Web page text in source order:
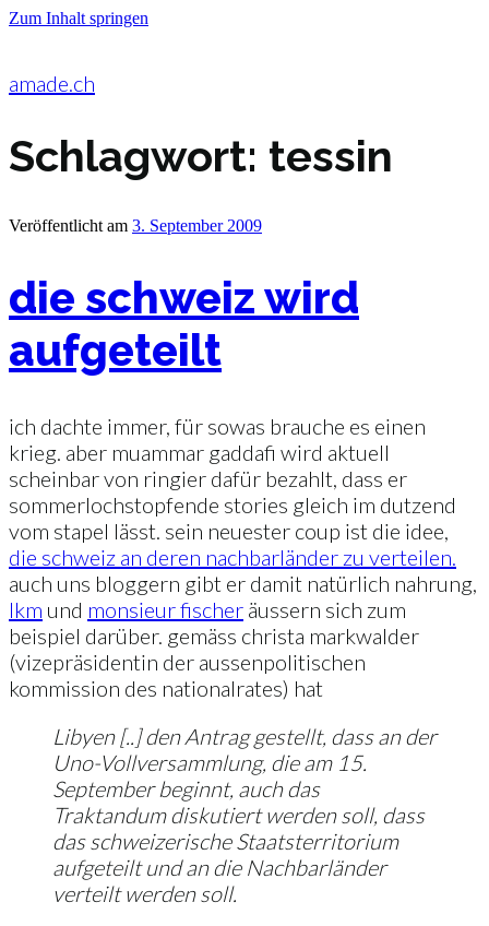
Zum Inhalt springen
amade.ch
Schlagwort: tessin
Veröffentlicht am 3. September 2009
die schweiz wird
aufgeteilt
ich dachte immer, für sowas brauche es einen
krieg. aber muammar gaddafi wird aktuell
scheinbar von ringier dafür bezahlt, dass er
sommerlochstopfende stories gleich im dutzend
vom stapel lässt. sein neuester coup ist die idee,
die schweiz an deren nachbarländer zu verteilen.
auch uns bloggern gibt er damit natürlich nahrung,
lkm und monsieur fischer äussern sich zum
beispiel darüber. gemäss christa markwalder
(vizepräsidentin der aussenpolitischen
kommission des nationalrates) hat
Libyen [..] den Antrag gestellt, dass an der
Uno-Vollversammlung, die am 15.
September beginnt, auch das
Traktandum diskutiert werden soll, dass
das schweizerische Staatsterritorium
aufgeteilt und an die Nachbarländer
verteilt werden soll.